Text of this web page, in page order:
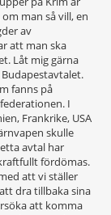
man så vill, en
av
att man ska
Låt mig gärna
fanns på
I
Frankrike, USA
skulle
avtal har
fördömas.
att vi ställer
dra tillbaka sina
att komma